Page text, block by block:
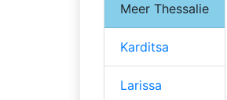
Meer Thessalie
Karditsa
Larissa